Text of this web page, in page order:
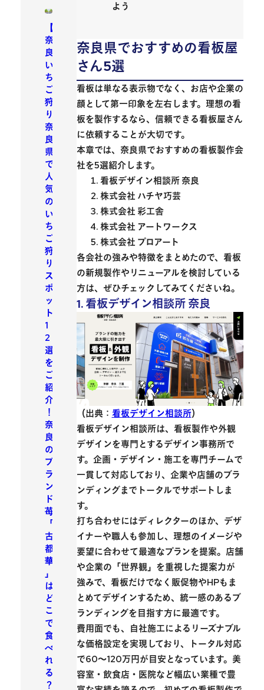
よう
奈良県でおすすめの看板屋
さん5選
看板は単なる表示物でなく、お店や企業の
顔として第一印象を左右します。理想の看
板を製作するなら、信頼できる看板屋さん
に依頼することが大切です。
本章では、奈良県でおすすめの看板製作会
社を5選紹介します。
看板デザイン相談所 奈良
株式会社 ハチヤ巧芸
株式会社 彩工舎
株式会社 アートワークス
株式会社 プロアート
各会社の強みや特徴をまとめたので、看板
の新規製作やリニューアルを検討している
方は、ぜひチェックしてみてくださいね。
1. 看板デザイン相談所 奈良
（出典： 看板デザイン相談所）
看板デザイン相談所は、看板製作や外観
デザインを専門とするデザイン事務所で
す。企画・デザイン・施工を専門チームで
一貫して対応しており、企業や店舗のブラ
ンディングまでトータルでサポートしま
す。
打ち合わせにはディレクターのほか、デザ
イナーや職人も参加し、理想のイメージや
要望に合わせて最適なプランを提案。店舗
や企業の「世界観」を重視した提案力が
強みで、看板だけでなく販促物やHPもま
とめてデザインするため、 統一感のあるブ
ランディングを目指す方に最適です。
費用面でも、自社施工によるリーズナブル
な価格設定を実現しており、トータル対応
で60〜120万円が目安となっています。美
容室・飲食店・医院など幅広い業種で豊
【
奈
良
い
ち
ご
狩
り
奈
良
県
で
人
気
の
い
ち
ご
狩
り
ス
ポ
ッ
ト
1
2
選
を
ご
紹
介
！
奈
良
の
ブ
ラ
ン
ド
苺
「
古
都
華
」
は
ど
こ
で
食
べ
れ
る
？